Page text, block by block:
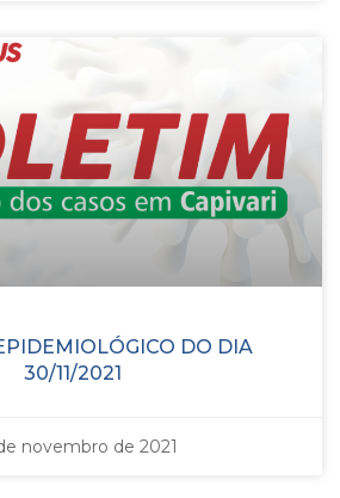
DO DIA
30/11/2021
novembro de 2021